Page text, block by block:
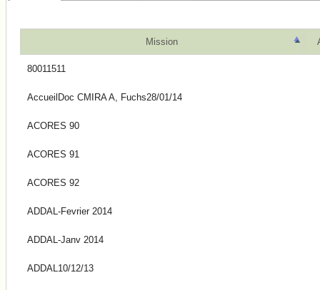
Mission
80011511
AccueilDoc CMIRA A, Fuchs28/01/14
ACORES 90
ACORES 91
ACORES 92
ADDAL-Fevrier 2014
ADDAL-Janv 2014
ADDAL10/12/13